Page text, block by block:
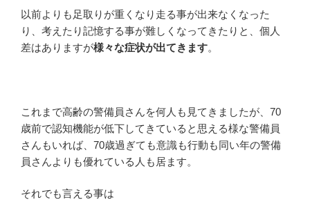
以前よりも足取りが重くなり走る事が出来なくなった
り、考えたり記憶する事が難しくなってきたりと、個人
差はありますが様々な症状が出てきます。
これまで高齢の警備員さんを何人も見てきましたが、70
歳前で認知機能が低下してきていると思える様な警備員
さんもいれば、70歳過ぎても意識も行動も同い年の警備
員さんよりも優れている人も居ます。
それでも言える事は